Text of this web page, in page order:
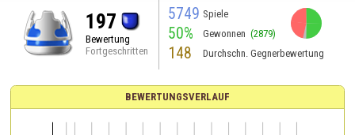
197
Bewertung
Fortgeschritten
5749 Spiele
50% Gewonnen (2879)
148 Durchschn. Gegnerbewertung
BEWERTUNGSVERLAUF